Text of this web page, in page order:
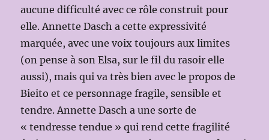
aucune difficulté avec ce rôle construit pour
elle. Annette Dasch a cette expressivité
marquée, avec une voix toujours aux limites
(on pense à son Elsa, sur le fil du rasoir elle
aussi), mais qui va très bien avec le propos de
Bieito et ce personnage fragile, sensible et
tendre. Annette Dasch a une sorte de
« tendresse tendue » qui rend cette fragilité